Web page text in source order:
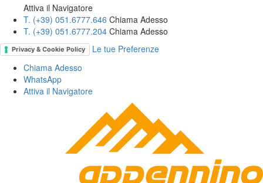
Attiva il Navigatore
T. (+39­) 051.6777.646­ Chiama Adesso
T. (+39­) 051.6777.204­ Chiama Adesso
Privacy & Cookie Policy
Le tue Preferenze
Chiama Adesso
WhatsApp
Attiva il Navigatore